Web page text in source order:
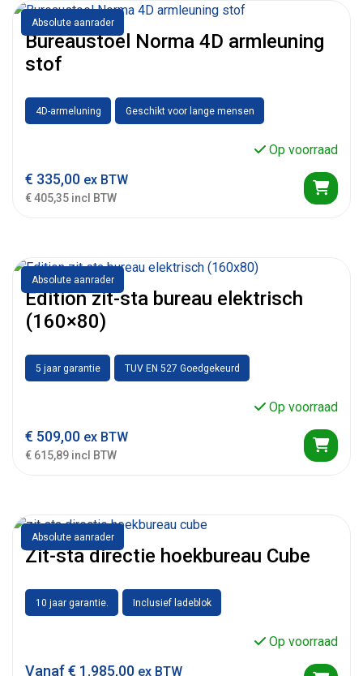
Absolute aanrader
Bureaustoel Norma 4D armleuning
stof
4D-armeluning Geschikt voor lange mensen
Op voorraad
€ 335,00 ex BTW
€ 405,35 incl BTW
Absolute aanrader
Edition zit-sta bureau elektrisch
(160×80)
5 jaar garantie TUV EN 527 Goedgekeurd
Op voorraad
€ 509,00 ex BTW
€ 615,89 incl BTW
Absolute aanrader
Zit-sta directie hoekbureau Cube
10 jaar garantie. Inclusief ladeblok
Op voorraad
Vanaf€ 1.985,00 ex BTW